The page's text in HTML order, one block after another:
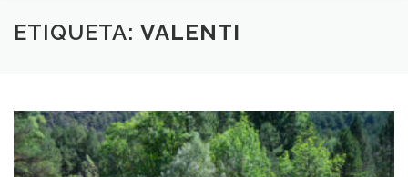
INICIO PRESENTACIÓN ORGANIZACIÓN
LUGAR DE CELEBRACIÓN INSCRIPCIONES
ETIQUETA: VALENTI